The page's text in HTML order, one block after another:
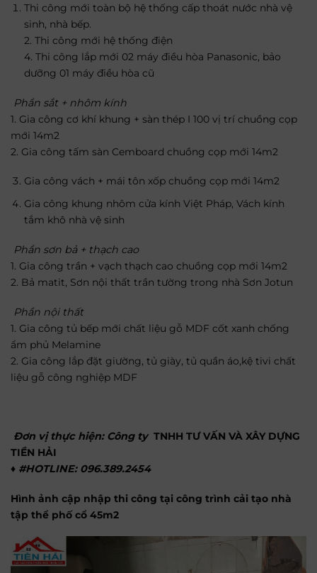
Thi công mới toàn bộ hệ thống cấp thoát nước nhà vệ
sinh, nhà bếp.
2. Thi công mới hệ thống điện
4. Thi công lắp mới 02 máy điều hòa Panasonic, bảo
dưỡng 01 máy điều hòa cũ
Phần sắt + nhôm kính
1. Gia công cơ khí khung + sàn thép I 100 vị trí chuồng cọp
mới 14m2
2. Gia công tấm sàn Cemboard chuồng cọp mới 14m2
Gia công vách + mái tôn xốp chuồng cọp mới 14m2
Gia công khung nhôm cửa kính Việt Pháp, Vách kính
tắm khô nhà vệ sinh
Phần sơn bả + thạch cao
1. Gia công trần + vạch thạch cao chuồng cọp mới 14m2
2. Bả matit, Sơn nội thất trần tường trong nhà Sơn Jotun
Phần nội thất
1. Gia công tủ bếp mới chất liệu gỗ MDF cốt xanh chống
ẩm phủ Melamine
2. Gia công lắp đặt giường, tủ giày, tủ quần áo,kệ tivi chất
liệu gỗ công nghiệp MDF
Đơn vị thực hiện: Công ty TNHH TƯ VẤN VÀ XÂY DỰNG
TIỀN HẢI
♦️ #HOTLINE: 096.389.2454
Hình ảnh cập nhập thi công tại công trình cải tạo nhà
tập thể phố cổ 45m2